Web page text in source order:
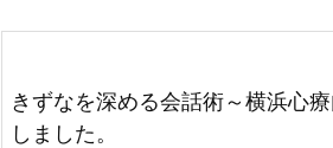
きずなを深める会話術～横浜心
しました。